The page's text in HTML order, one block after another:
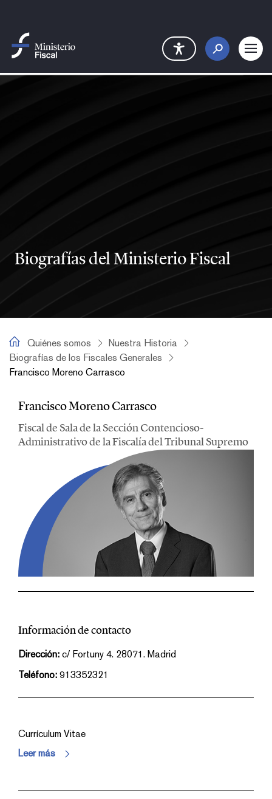
Biografías del Ministerio Fiscal
Francisco Moreno Carrasco
Quiénes somos
Nuestra Historia
Biografías de los Fiscales Generales
Francisco Moreno Carrasco
Francisco Moreno Carrasco
Francisco Moreno Carrasco
Fiscal de Sala de la Sección Contencioso-
Administrativo de la Fiscalía del Tribunal Supremo
Información de contacto
Dirección: c/ Fortuny 4. 28071. Madrid
Teléfono: 913352321
Currículum Vitae
Leer más